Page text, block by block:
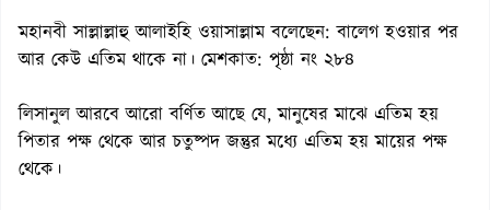
মহানবী সাল্লাল্লাহু আলাইহি ওয়াসাল্লাম বলেছেন: বালেগ হওয়ার পর
আর কেউ এতিম থাকে না। মেশকাত: পৃষ্ঠা নং ২৮৪
লিসানুল আরবে আরো বর্ণিত আছে যে, মানুষের মাঝে এতিম হয়
পিতার পক্ষ থেকে আর চতুষ্পদ জন্তুর মধ্যে এতিম হয় মায়ের পক্ষ
থেকে।